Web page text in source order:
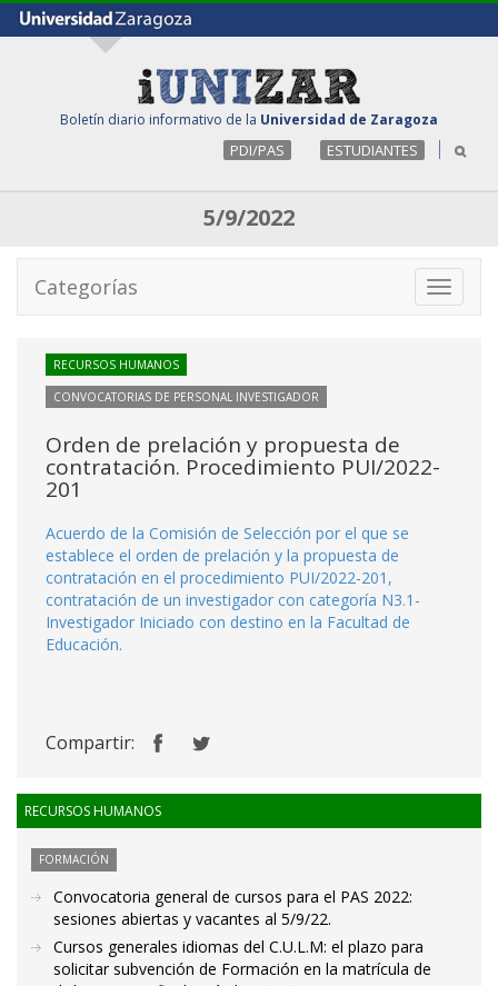
Boletín diario informativo de la Universidad de Zaragoza
PDI/PAS ESTUDIANTES
5/9/2022
Toggle
Categorías
RECURSOS HUMANOS
CONVOCATORIAS DE PERSONAL INVESTIGADOR
Orden de prelación y propuesta de
contratación. Procedimiento PUI/2022-
201
Acuerdo de la Comisión de Selección por el que se
establece el orden de prelación y la propuesta de
contratación en el procedimiento PUI/2022-201,
contratación de un investigador con categoría N3.1-
Investigador Iniciado con destino en la Facultad de
Educación.
Compartir:
RECURSOS HUMANOS
FORMACIÓN
Convocatoria general de cursos para el PAS 2022:
sesiones abiertas y vacantes al 5/9/22.
Cursos generales idiomas del C.U.L.M: el plazo para
solicitar subvención de Formación en la matrícula de